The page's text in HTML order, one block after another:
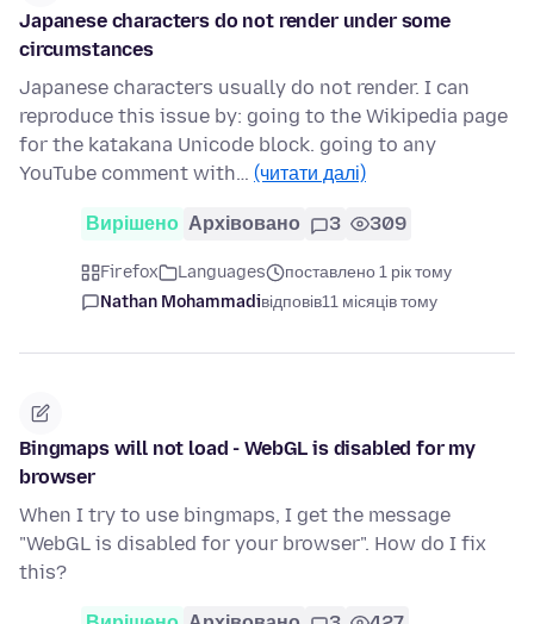
Japanese characters do not render under some
circumstances
Japanese characters usually do not render. I can
reproduce this issue by: going to the Wikipedia page
for the katakana Unicode block. going to any
YouTube comment with… (читати далі)
Вирішено Архівовано 3 309
Firefox Languages
поставлено 1 рік тому
Nathan Mohammadiвідповів11 місяців тому
Bingmaps will not load - WebGL is disabled for my
browser
When I try to use bingmaps, I get the message
"WebGL is disabled for your browser". How do I fix
this?